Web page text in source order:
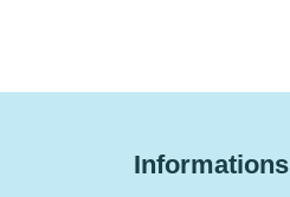
Informations